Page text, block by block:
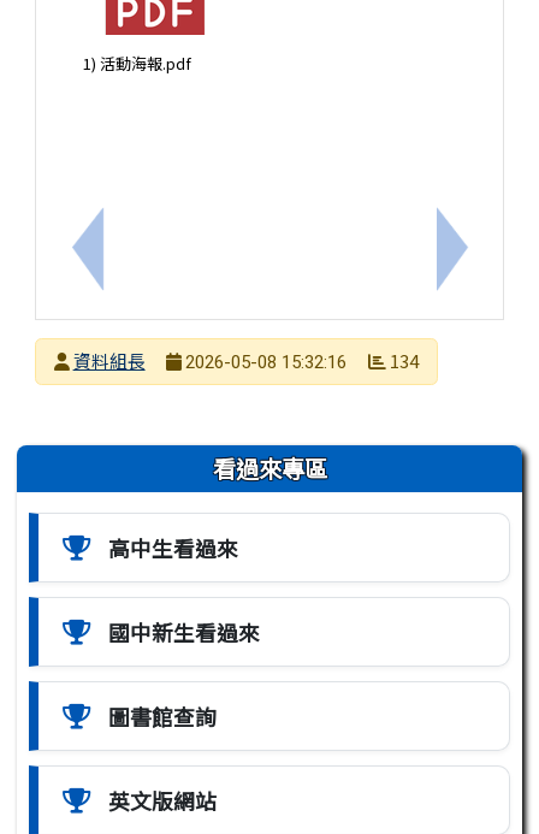
上一筆：『高中營隊』中興大學115年暑期「國高中
1) 活動海報.pdf
下一筆：
發布者
資料組長
2026-05-08 15:32:16 134
左邊區域內容 看過來專區
高中生看過來
國中新生看過來
圖書館查詢
英文版網站